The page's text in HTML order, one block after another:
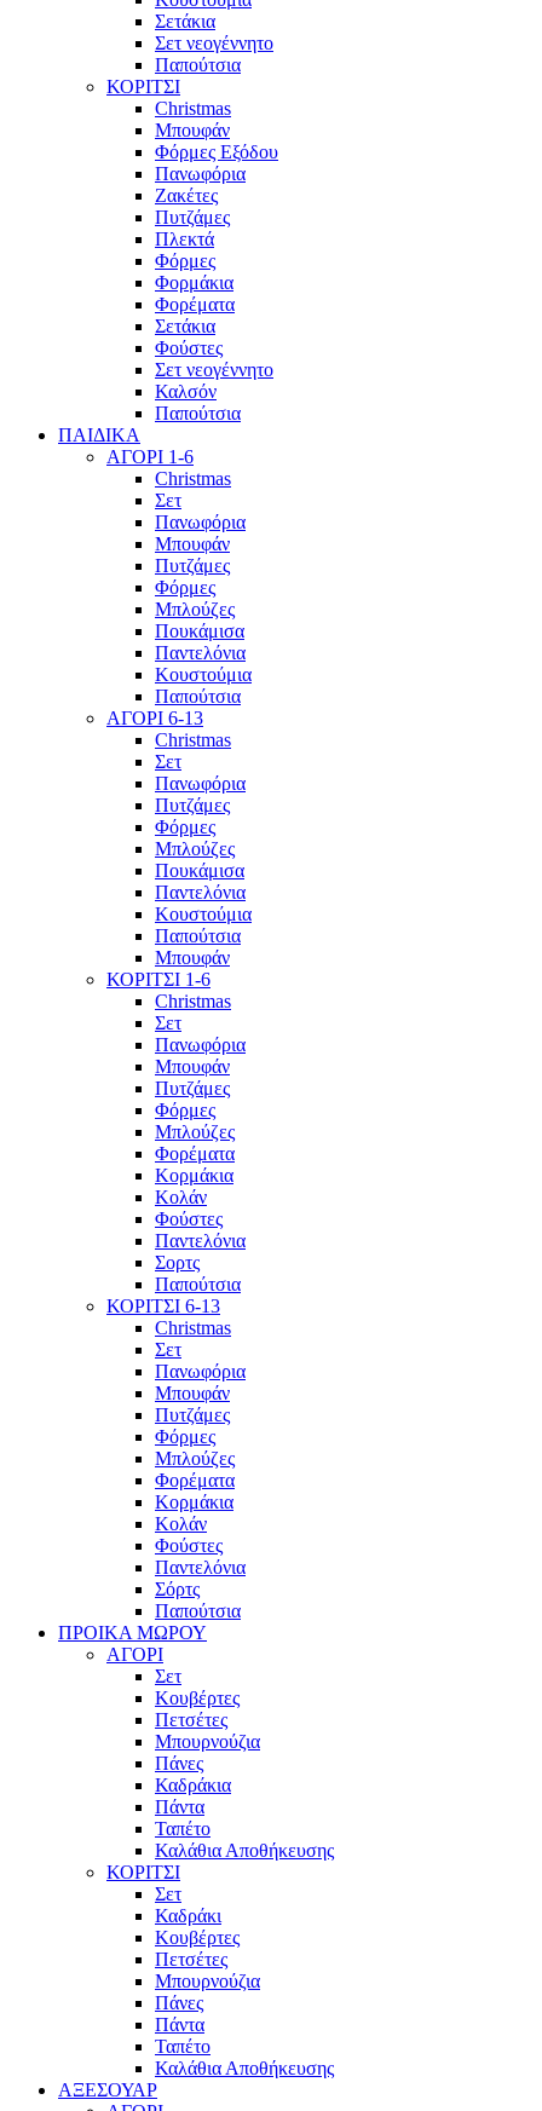
Σετάκια
Σετ νεογέννητο
Παπούτσια
ΚΟΡΙΤΣΙ
Christmas
Μπουφάν
Φόρμες Εξόδου
Πανωφόρια
Ζακέτες
Πυτζάμες
Πλεκτά
Φόρμες
Φορμάκια
Φορέματα
Σετάκια
Φούστες
Σετ νεογέννητο
Καλσόν
Παπούτσια
ΠΑΙΔΙΚΑ
ΑΓΟΡΙ 1-6
Christmas
Σετ
Πανωφόρια
Μπουφάν
Πυτζάμες
Φόρμες
Μπλούζες
Πουκάμισα
Παντελόνια
Κουστούμια
Παπούτσια
ΑΓΟΡΙ 6-13
Christmas
Σετ
Πανωφόρια
Πυτζάμες
Φόρμες
Μπλούζες
Πουκάμισα
Παντελόνια
Κουστούμια
Παπούτσια
Μπουφάν
ΚΟΡΙΤΣΙ 1-6
Christmas
Σετ
Πανωφόρια
Μπουφάν
Πυτζάμες
Φόρμες
Μπλούζες
Φορέματα
Κορμάκια
Κολάν
Φούστες
Παντελόνια
Σορτς
Παπούτσια
ΚΟΡΙΤΣΙ 6-13
Christmas
Σετ
Πανωφόρια
Μπουφάν
Πυτζάμες
Φόρμες
Μπλούζες
Φορέματα
Κορμάκια
Κολάν
Φούστες
Παντελόνια
Σόρτς
Παπούτσια
ΠΡΟΙΚΑ ΜΩΡΟΥ
ΑΓΟΡΙ
Σετ
Κουβέρτες
Πετσέτες
Μπουρνούζια
Πάνες
Καδράκια
Πάντα
Ταπέτο
Καλάθια Αποθήκευσης
ΚΟΡΙΤΣΙ
Σετ
Καδράκι
Κουβέρτες
Πετσέτες
Μπουρνούζια
Πάνες
Πάντα
Ταπέτο
Καλάθια Αποθήκευσης
ΑΞΕΣΟΥΑΡ